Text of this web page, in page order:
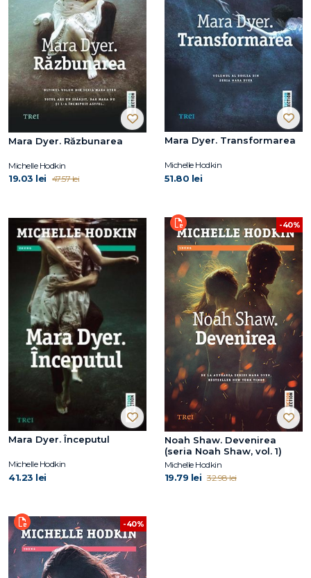
Mara Dyer. Răzbunarea
Michelle Hodkin
19.03 lei 47.57 lei
Mara Dyer. Transformarea
Michelle Hodkin
51.80 lei
Mara Dyer. Începutul
Michelle Hodkin
41.23 lei
-40%
Noah Shaw. Devenirea
(seria Noah Shaw, vol. 1)
Michelle Hodkin
19.79 lei 32.98 lei
-40%